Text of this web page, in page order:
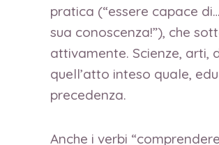
pratica (“essere capace
sua conoscenza!”), che
attivamente. Scienze, arti,
quell’atto inteso quale,
precedenza.
Anche i verbi